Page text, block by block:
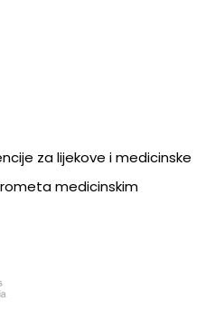
za lijekove i medicinske
medicinskim